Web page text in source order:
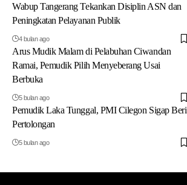
Wabup Tangerang Tekankan Disiplin ASN dan
Peningkatan Pelayanan Publik
4 bulan ago
Arus Mudik Malam di Pelabuhan Ciwandan
Ramai, Pemudik Pilih Menyeberang Usai
Berbuka
5 bulan ago
Pemudik Laka Tunggal, PMI Cilegon Sigap Beri
Pertolongan
5 bulan ago